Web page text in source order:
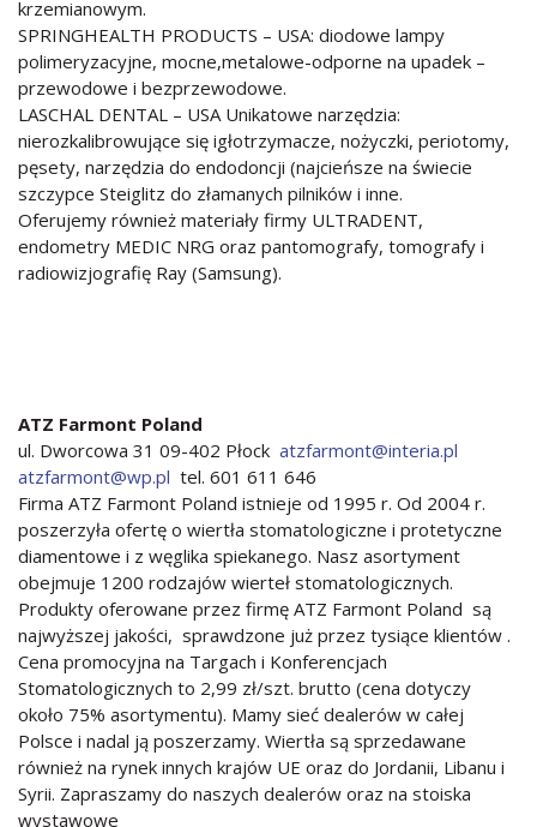
krzemianowym.
SPRINGHEALTH PRODUCTS – USA: diodowe lampy
polimeryzacyjne, mocne,metalowe-odporne na upadek –
przewodowe i bezprzewodowe.
LASCHAL DENTAL – USA Unikatowe narzędzia:
nierozkalibrowujące się igłotrzymacze, nożyczki, periotomy,
pęsety, narzędzia do endodoncji (najcieńsze na świecie
szczypce Steiglitz do złamanych pilników i inne.
Oferujemy również materiały firmy ULTRADENT,
endometry MEDIC NRG oraz pantomografy, tomografy i
radiowizjografię Ray (Samsung).
ATZ Farmont Poland
ul. Dworcowa 31 09-402 Płock atzfarmont@interia.pl
atzfarmont@wp.pl tel. 601 611 646
Firma ATZ Farmont Poland istnieje od 1995 r. Od 2004 r.
poszerzyła ofertę o wiertła stomatologiczne i protetyczne
diamentowe i z węglika spiekanego. Nasz asortyment
obejmuje 1200 rodzajów wierteł stomatologicznych.
Produkty oferowane przez firmę ATZ Farmont Poland są
najwyższej jakości, sprawdzone już przez tysiące klientów .
Cena promocyjna na Targach i Konferencjach
Stomatologicznych to 2,99 zł/szt. brutto (cena dotyczy
około 75% asortymentu). Mamy sieć dealerów w całej
Polsce i nadal ją poszerzamy. Wiertła są sprzedawane
również na rynek innych krajów UE oraz do Jordanii, Libanu i
Syrii. Zapraszamy do naszych dealerów oraz na stoiska
wystawowe